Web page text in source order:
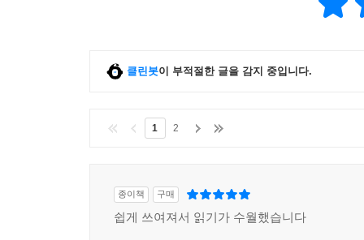
클린봇이 부적절한 글을 감지 중입니다.
1 2
종이책 구매
쉽게 쓰여져서 읽기가 수월했습니다